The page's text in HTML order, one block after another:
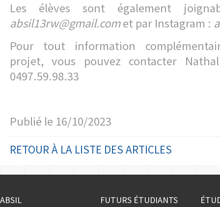
Les élèves sont également
absil13rw@gmail.comet par Instagram :
Pour tout information
projet, vous pouvez contacter
0497.59.98.33
Publié le 16/10/2023
RETOUR À LA LISTE DES ARTICLES
ABSIL FUTURS ÉTUDIANTS